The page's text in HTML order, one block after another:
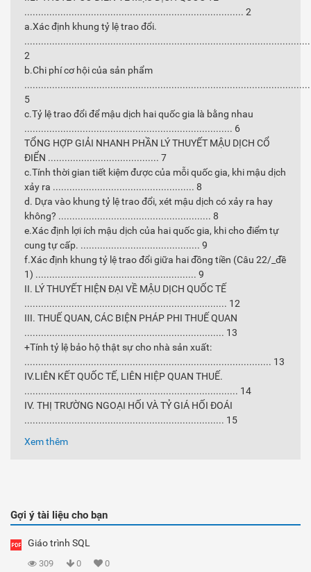
............................................................................... 2
a.Xác định khung tỷ lệ trao đổi.
2
b.Chi phí cơ hội của sản phẩm
5
c.Tỷ lệ trao đổi để mậu dịch hai quốc gia là bằng nhau
........................................................................... 6
TỔNG HỢP GIẢI NHANH PHẦN LÝ THUYẾT MẬU DỊCH CỔ
ĐIỂN ........................................ 7
c.Tính thời gian tiết kiệm được của mỗi quốc gia, khi mậu dịch
xảy ra ................................................... 8
d. Dựa vào khung tỷ lệ trao đổi, xét mậu dịch có xảy ra hay
không? ....................................................... 8
e.Xác định lợi ích mậu dịch của hai quốc gia, khi cho điểm tự
cung tự cấp. ........................................... 9
f.Xác định khung tỷ lệ trao đổi giữa hai đồng tiền (Câu 22/_đề
1) .......................................................... 9
II. LÝ THUYẾT HIỆN ĐẠI VỀ MẬU DỊCH QUỐC TẾ
......................................................................... 12
III. THUẾ QUAN, CÁC BIỆN PHÁP PHI THUẾ QUAN
........................................................................ 13
+Tính tỷ lệ bảo hộ thật sự cho nhà sản xuất:
......................................................................................... 13
IV.LIÊN KẾT QUỐC TẾ, LIÊN HIỆP QUAN THUẾ.
............................................................................. 14
IV. THỊ TRƯỜNG NGOẠI HỐI VÀ TỶ GIÁ HỐI ĐOÁI
........................................................................ 15
Xem thêm
Gợi ý tài liệu cho bạn
Giáo trình SQL
309 0 0